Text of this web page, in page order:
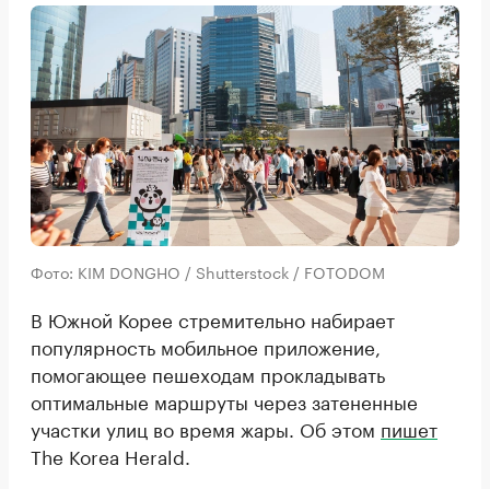
Фото: KIM DONGHO / Shutterstock / FOTODOM
В Южной Корее стремительно набирает
популярность мобильное приложение,
помогающее пешеходам прокладывать
оптимальные маршруты через затененные
участки улиц во время жары. Об этом пишет
The Korea Herald.